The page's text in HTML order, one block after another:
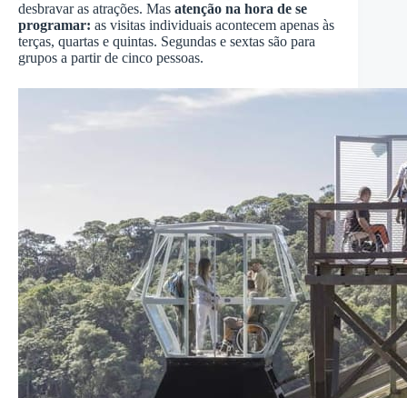
desbravar as atrações. Mas atenção na hora de se
programar: as visitas individuais acontecem apenas às
terças, quartas e quintas. Segundas e sextas são para
grupos a partir de cinco pessoas.